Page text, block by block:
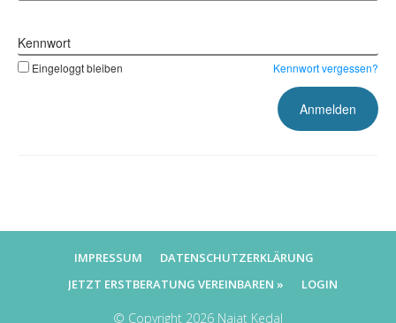
Kennwort
Eingeloggt bleiben Kennwort vergessen?
IMPRESSUM
DATENSCHUTZERKLÄRUNG
JETZT ERSTBERATUNG VEREINBAREN »
LOGIN
© Copyright 2026 Najat Kedal